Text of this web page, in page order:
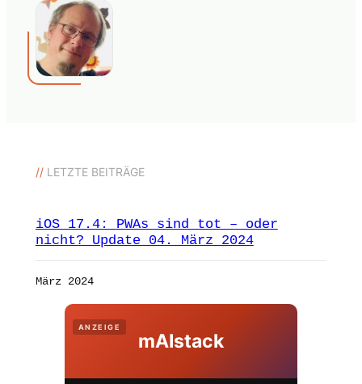
//LETZTE BEITRÄGE
iOS 17.4: PWAs sind tot – oder
nicht? Update 04. März 2024
März 2024
ANZEIGE
mAIstack